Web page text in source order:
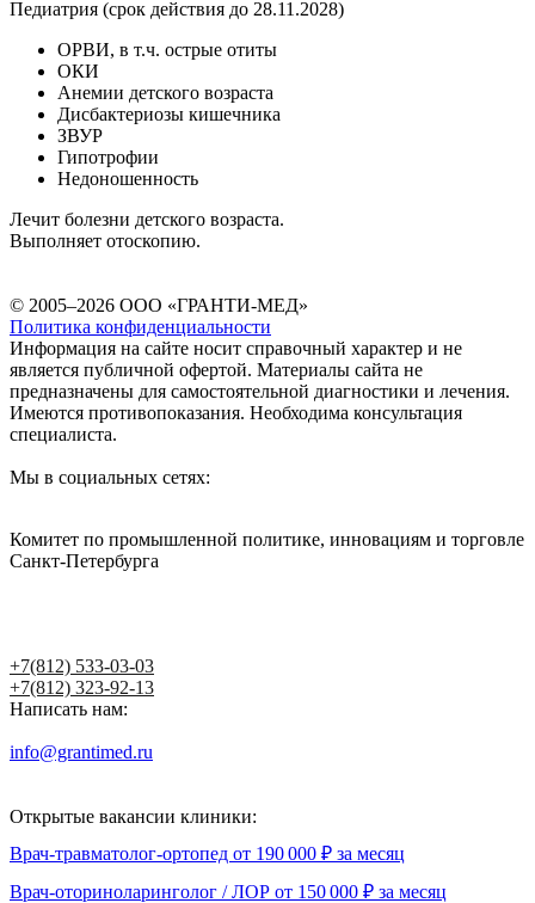
Педиатрия (срок действия до 28.11.2028)
ОРВИ, в т.ч. острые отиты
ОКИ
Анемии детского возраста
Дисбактериозы кишечника
ЗВУР
Гипотрофии
Недоношенность
Лечит болезни детского возраста.
Выполняет отоскопию.
© 2005–2026 ООО «ГРАНТИ-МЕД»
Политика конфиденциальности
Информация на сайте носит справочный характер и не
является публичной офертой. Материалы сайта не
предназначены для самостоятельной диагностики и лечения.
Имеются противопоказания. Необходима консультация
специалиста.
Мы в социальных сетях:
Комитет по промышленной политике, инновациям и торговле
Санкт-Петербурга
+7(812) 533-03-03
+7(812) 323-92-13
Написать нам:
info@grantimed.ru
Открытые вакансии клиники:
Врач-травматолог-ортопед от 190 000 ₽ за месяц
Врач-оториноларинголог / ЛОР от 150 000 ₽ за месяц